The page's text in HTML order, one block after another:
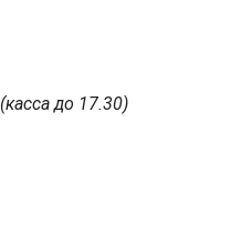
(касса до 17.30)